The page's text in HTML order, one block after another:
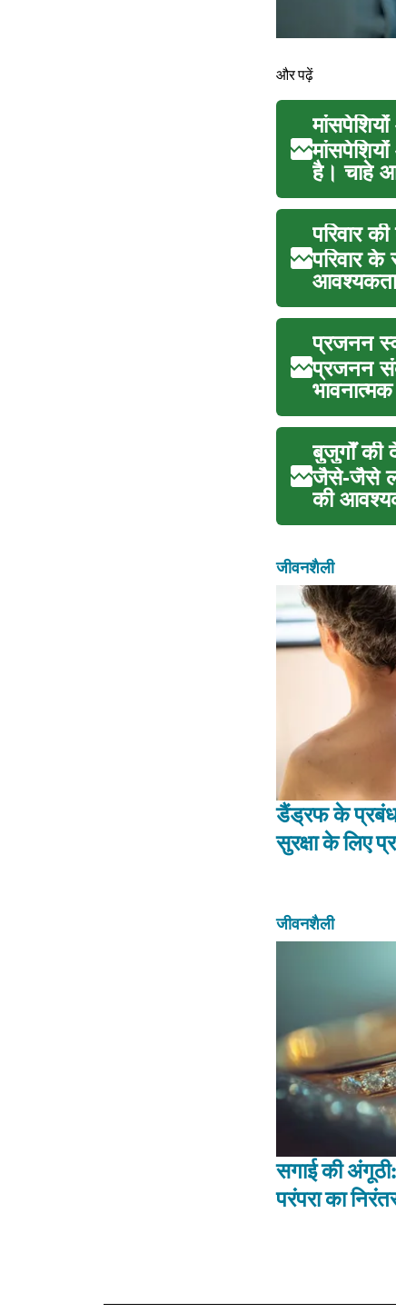
और पढ़ें
है। चाहे
परिवार
परिवार
प्रजनन
प्रजनन
बुजुर्गों की
जैसे-जैसे
की
जीवनशैली
डैंड्रफ के
सुरक्षा के लिए
जीवनशैली
सगाई की
परंपरा का